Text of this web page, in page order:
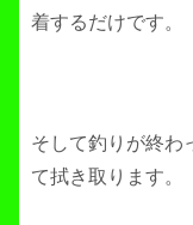
着するだけです。
そして釣りが終わ
て拭き取ります。